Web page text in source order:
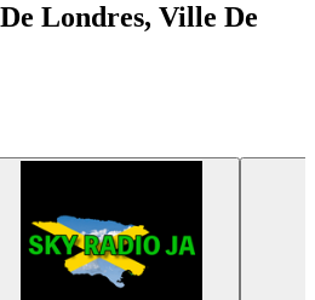
Londres, Ville De